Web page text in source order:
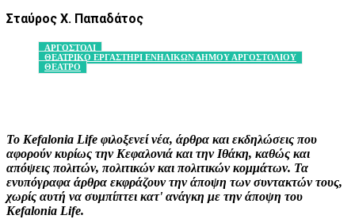
Σταύρος Χ. Παπαδάτος
ΑΡΓΟΣΤΟΛΙ
ΘΕΑΤΡΙΚΟ ΕΡΓΑΣΤΗΡΙ ΕΝΗΛΙΚΩΝ ΔΗΜΟΥ ΑΡΓΟΣΤΟΛΙΟΥ
ΘΕΑΤΡΟ
Το Kefalonia Life φιλοξενεί νέα, άρθρα και εκδηλώσεις που
αφορούν κυρίως την Κεφαλονιά και την Ιθάκη, καθώς και
απόψεις πολιτών, πολιτικών και πολιτικών κομμάτων. Τα
ενυπόγραφα άρθρα εκφράζουν την άποψη των συντακτών τους,
χωρίς αυτή να συμπίπτει κατ' ανάγκη με την άποψη του
Kefalonia Life.